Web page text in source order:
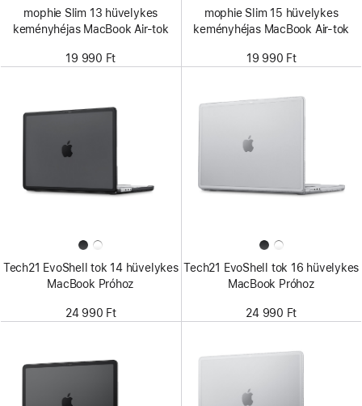
mophie Slim 13 hüvelykes
keményhéjas MacBook Air-tok
19 990 Ft
mophie Slim 15 hüvelykes
keményhéjas MacBook Air-tok
19 990 Ft
Tech21 EvoShell tok 14 hüvelykes
MacBook Próhoz
24 990 Ft
Tech21 EvoShell tok 16 hüvelykes
MacBook Próhoz
24 990 Ft